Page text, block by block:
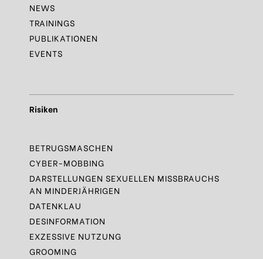
NEWS
TRAININGS
PUBLIKATIONEN
EVENTS
Risiken
BETRUGSMASCHEN
CYBER-MOBBING
DARSTELLUNGEN SEXUELLEN MISSBRAUCHS
AN MINDERJÄHRIGEN
DATENKLAU
DESINFORMATION
EXZESSIVE NUTZUNG
GROOMING